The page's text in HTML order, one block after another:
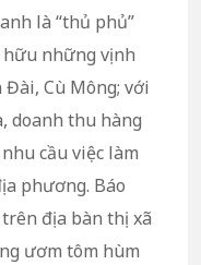
là “thủ phủ”
hữu những vịnh
Cù Mông; với
doanh thu hàng
cầu việc làm
phương. Báo
địa bàn thị xã
ươm tôm hùm